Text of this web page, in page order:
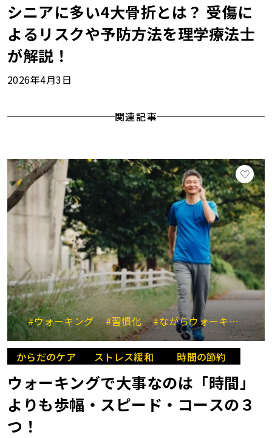
シニアに多い4大骨折とは？ 受傷に
よるリスクや予防方法を理学療法士
が解説！
2026年4月3日
関連記事
#ウォーキング #習慣化 #ながらウォーキング #
からだのケア ストレス緩和 時間の節約
ウォーキングで大事なのは「時間」
よりも歩幅・スピード・コースの３
つ！